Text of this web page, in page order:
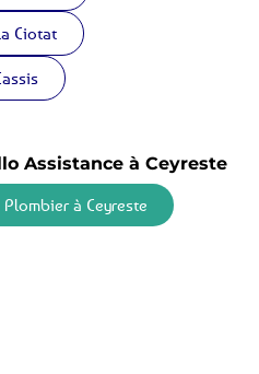
Ciotat
Assistance à Ceyreste
Plombier à Ceyreste